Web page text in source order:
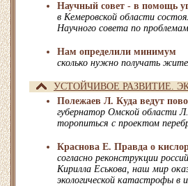
Научный совет - в помощь
в Кемеровской области
Научного совета по
Нам определили минимум
сколько нужно получать
УСТОЙЧИВОЕ РАЗВИТИЕ.
Полежаев Л. Куда ведут
губернатор Омской области
торопиться с проектом
Краснова Е. Правда о
согласно реконструкции
Кирилла Еськова, наш мир
экологической катастрофы в